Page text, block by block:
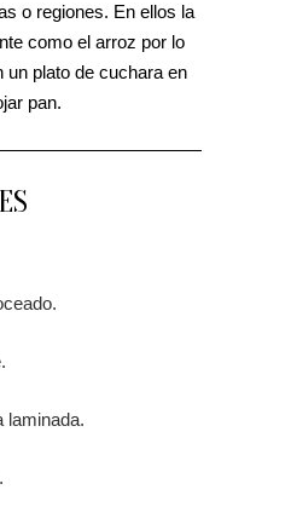
o regiones. En ellos la
como el arroz por lo
un plato de cuchara en
pan.
laminada.